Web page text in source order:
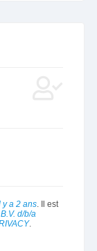
y a 2 ans. Il est
d/b/a
.